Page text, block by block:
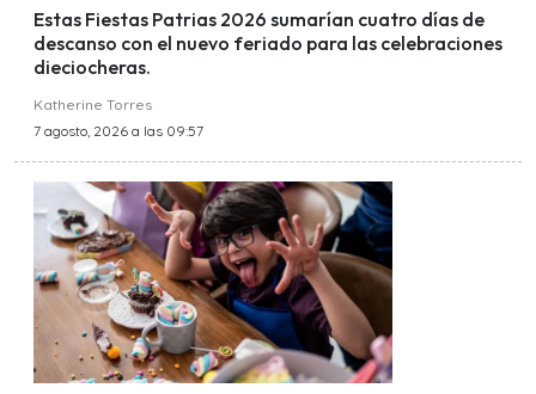
Estas Fiestas Patrias 2026 sumarían cuatro días de
descanso con el nuevo feriado para las celebraciones
dieciocheras.
Katherine Torres
7 agosto, 2026 a las 09:57